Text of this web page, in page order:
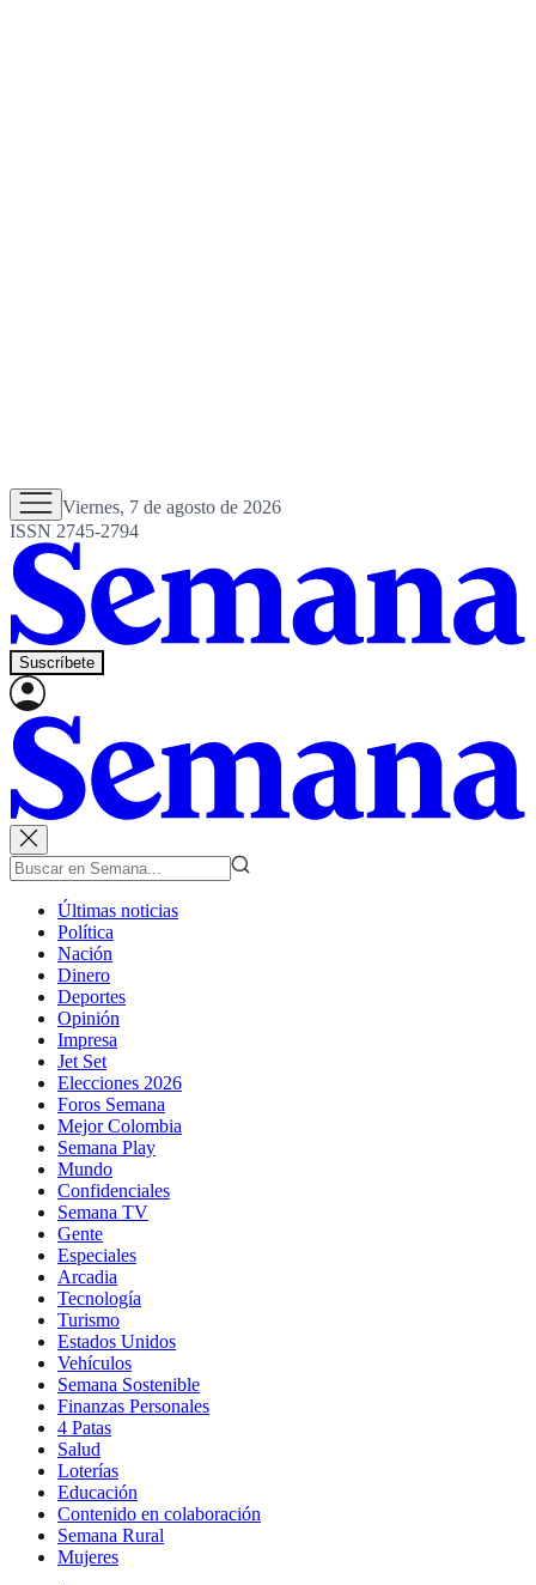
Viernes, 7 de agosto de 2026
ISSN 2745-2794
Suscríbete
Últimas noticias
Política
Nación
Dinero
Deportes
Opinión
Impresa
Jet Set
Elecciones 2026
Foros Semana
Mejor Colombia
Semana Play
Mundo
Confidenciales
Semana TV
Gente
Especiales
Arcadia
Tecnología
Turismo
Estados Unidos
Vehículos
Semana Sostenible
Finanzas Personales
4 Patas
Salud
Loterías
Educación
Contenido en colaboración
Semana Rural
Mujeres